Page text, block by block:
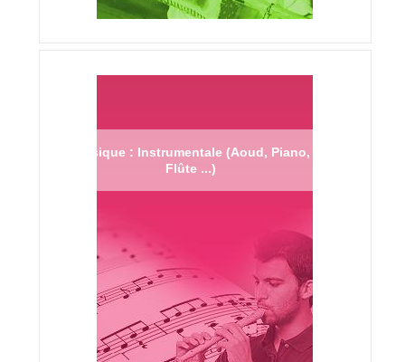
Musique : Instrumentale (Aoud, Piano,
Flûte ...)